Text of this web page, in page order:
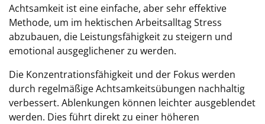
Achtsamkeit ist eine einfache, aber sehr effektive
Methode, um im hektischen Arbeitsalltag Stress
abzubauen, die Leistungsfähigkeit zu steigern und
emotional ausgeglichener zu werden.
Die Konzentrationsfähigkeit und der Fokus werden
durch regelmäßige Achtsamkeitsübungen nachhaltig
verbessert. Ablenkungen können leichter ausgeblendet
werden. Dies führt direkt zu einer höheren